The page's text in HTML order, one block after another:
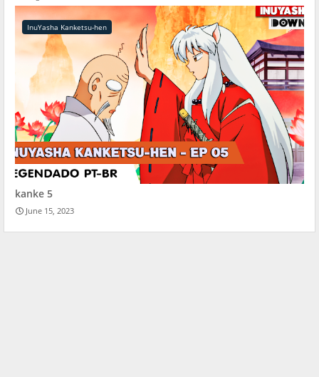
InuYasha Kanketsu-hen
kanke 5
June 15, 2023